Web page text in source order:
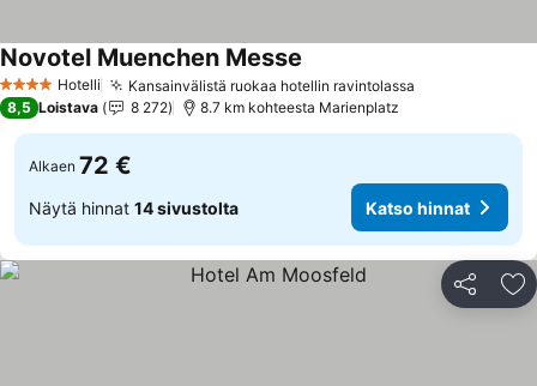
4 Tähtiluokitus
Hotelli Kansainvälistä ruokaa hotellin ravintolassa
Novotel Muenchen Messe
8,5 Loistava 8 272 8.7 km kohteesta Marienplatz
Alkaen 72 €
Näytä hinnat 14 sivustolta Katso hinnat
Jaa